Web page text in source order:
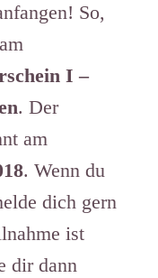
So,
I –
. Der
am
. Wenn du
dich gern
ist
dir dann